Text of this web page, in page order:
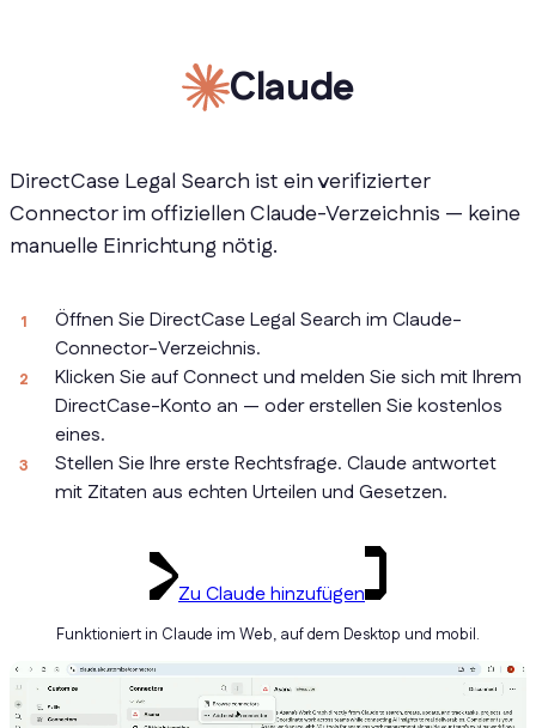
Claude
DirectCase Legal Search ist ein verifizierter
Connector im offiziellen Claude-Verzeichnis — keine
manuelle Einrichtung nötig.
Öffnen Sie DirectCase Legal Search im Claude-
Connector-Verzeichnis.
Klicken Sie auf Connect und melden Sie sich mit Ihrem
DirectCase-Konto an — oder erstellen Sie kostenlos
eines.
Stellen Sie Ihre erste Rechtsfrage. Claude antwortet
mit Zitaten aus echten Urteilen und Gesetzen.
Zu Claude hinzufügen
Funktioniert in Claude im Web, auf dem Desktop und mobil.